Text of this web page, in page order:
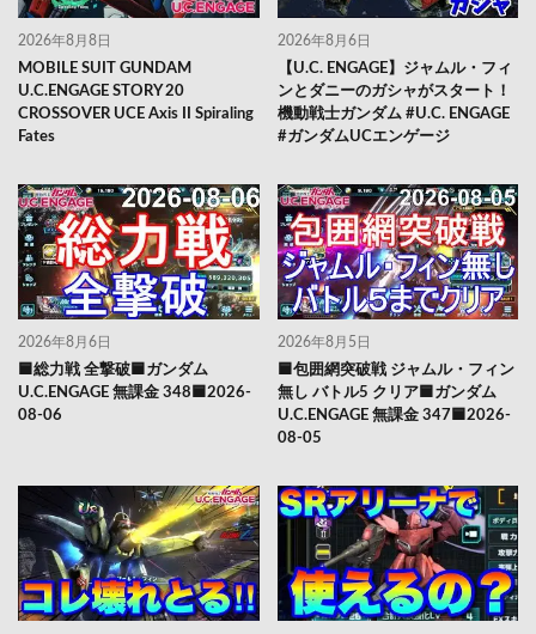
2026年8月8日
MOBILE SUIT GUNDAM
U.C.ENGAGE STORY 20
CROSSOVER UCE Axis II Spiraling
Fates
2026年8月6日
【U.C. ENGAGE】ジャムル・フィ
ンとダニーのガシャがスタート！
機動戦士ガンダム #U.C. ENGAGE
#ガンダムUCエンゲージ
2026年8月6日
🟦総力戦 全撃破🟦ガンダム
U.C.ENGAGE 無課金 348🟦2026-
08-06
2026年8月5日
🟦包囲網突破戦 ジャムル・フィン
無し バトル5 クリア🟦ガンダム
U.C.ENGAGE 無課金 347🟦2026-
08-05